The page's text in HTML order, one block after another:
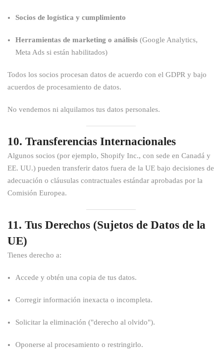
Socios de logística y cumplimiento
Herramientas de marketing o análisis (Google Analytics,
Meta Ads si están habilitados)
Todos los socios procesan datos de acuerdo con el GDPR y bajo
acuerdos de procesamiento de datos.
No vendemos ni alquilamos tus datos personales.
10. Transferencias Internacionales
Algunos socios (por ejemplo, Shopify Inc., con sede en Canadá y
EE. UU.) pueden transferir datos fuera de la UE bajo decisiones de
adecuación o cláusulas contractuales estándar aprobadas por la
Comisión Europea.
11. Tus Derechos (Sujetos de Datos de la
UE)
Tienes derecho a:
Accede y obtén una copia de tus datos.
Corregir información inexacta o incompleta.
Solicitar la eliminación ("derecho al olvido").
Oponerse al procesamiento o restringirlo.